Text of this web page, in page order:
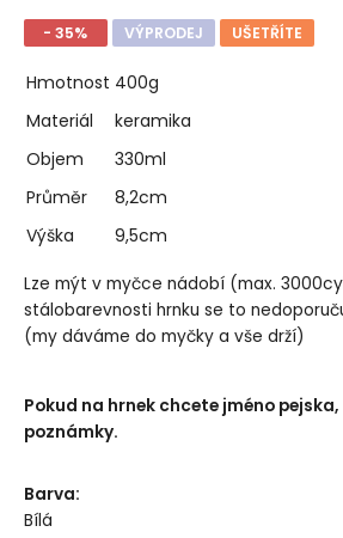
- 35% VÝPRODEJ UŠETŘÍTE
Hmotnost 400g
Materiál
keramika
Objem
330ml
Průměr
8,2cm
Výška
9,5cm
Lze mýt v myčce nádobí (max.
stálobarevnosti hrnku se to
(my dáváme do myčky a vše drží)
Pokud na hrnek chcete jméno
poznámky.
Barva:
Bílá